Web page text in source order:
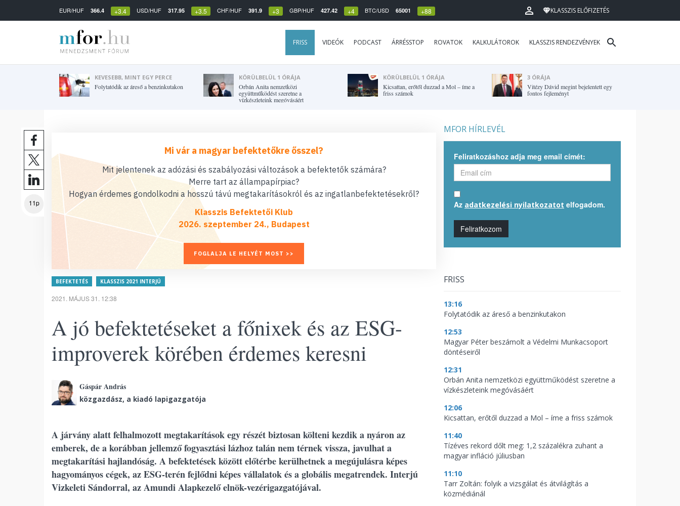
EUR/HUF 366.4 +3.4 USD/HUF 317.95 +3.5 CHF/HUF 391.9 +3 GBP/HUF 427.42 +4 BTC/USD 65001 +88 KLASSZIS ELŐFIZETÉS
FRISS VIDEÓK PODCAST ÁRRÉSSTOP ROVATOK KALKULÁTOROK KLASSZIS RENDEZVÉNYEK
KEVESEBB, MINT EGY PERCE
Folytatódik az áreső a benzinkutakon
KÖRÜLBELÜL 1 ÓRÁJA
Orbán Anita nemzetközi
együttműködést szeretne a
vízkészleteink megóvásáért
KÖRÜLBELÜL 1 ÓRÁJA
Kicsattan, erőtől duzzad a Mol – íme a
friss számok
3 ÓRÁJA
Vitézy Dávid megint bejelentett egy
fontos fejleményt
11p
Mi vár a magyar befektetőkre ősszel?
Mit jelentenek az adózási és szabályozási változások a befektetők számára?
Merre tart az állampapírpiac?
Hogyan érdemes gondolkodni a hosszú távú megtakarításokról és az ingatlanbefektetésekről?
Klasszis Befektetői Klub
2026. szeptember 24., Budapest
FOGLALJA LE HELYÉT MOST >>
BEFEKTETÉS KLASSZIS 2021 INTERJÚ
2021. MÁJUS 31. 12:38
A jó befektetéseket a főnixek és az ESG-
improverek körében érdemes keresni
Gáspár András
közgazdász, a kiadó lapigazgatója
A járvány alatt felhalmozott megtakarítások egy részét biztosan költeni kezdik a nyáron az
emberek, de a korábban jellemző fogyasztási lázhoz talán nem térnek vissza, javulhat a
megtakarítási hajlandóság. A befektetések között előtérbe kerülhetnek a megújulásra képes
hagyományos cégek, az ESG-terén fejlődni képes vállalatok és a globális megatrendek. Interjú
Vizkeleti Sándorral, az Amundi Alapkezelő elnök-vezérigazgatójával.
MFOR HÍRLEVÉL
Feliratkozáshoz adja meg email címét:
Az adatkezelési nyilatkozatot elfogadom.
Feliratkozom
FRISS
13:16
Folytatódik az áreső a benzinkutakon
12:53
Magyar Péter beszámolt a Védelmi Munkacsoport
döntéseiről
12:31
Orbán Anita nemzetközi együttműködést szeretne a
vízkészleteink megóvásáért
12:06
Kicsattan, erőtől duzzad a Mol – íme a friss számok
11:40
Tízéves rekord dőlt meg: 1,2 százalékra zuhant a
magyar infláció júliusban
11:10
Tarr Zoltán: folyik a vizsgálat és átvilágítás a
közmédiánál